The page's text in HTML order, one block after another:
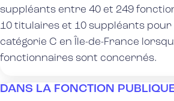
suppléants entre 40 et 249
10 titulaires et 10 suppléants pour
catégorie C en Île-de-France
fonctionnaires sont concernés.
DANS LA FONCTION